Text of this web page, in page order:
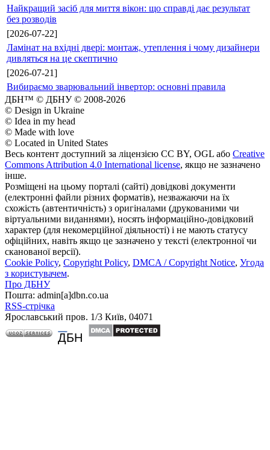
Найкращий засіб для миття вікон: що справді дає результат
без розводів
[2026-07-22]
Ламінат на вхідні двері: монтаж, утеплення і чому дизайнери
дивляться на це скептично
[2026-07-21]
Вибираємо зварювальний інвертор: основні правила
ДБН™ © ДБНУ © 2008-2026
© Design in Ukraine
© Idea in my head
© Made with love
© Located in United States
Весь контент доступний за ліцензією CC BY, OGL або Creative
Commons Attribution 4.0 International license, якщо не зазначено
інше.
Розміщені на цьому порталі (сайті) довідкові документи
(електронні файли різних форматів), незважаючи на їх
схожість (автентичність) з оригіналами (друкованими чи
віртуальними виданнями), носять інформаційно-довідковий
характер (для некомерційної діяльності) і не мають статусу
офіційних, навіть якщо це зазначено у тексті (електронної чи
сканованої версії).
Cookie Policy, Copyright Policy, DMCA / Copyright Notice, Угода
з користувачем.
Про ДБНУ
Пошта: admin[а]dbn.co.ua
RSS-стрічка
Ярославський пров. 1/3 Київ, 04071